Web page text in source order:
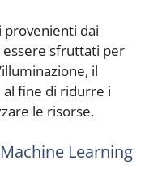
provenienti dai
essere sfruttati per
il
fine di ridurre i
le risorse.
Learning